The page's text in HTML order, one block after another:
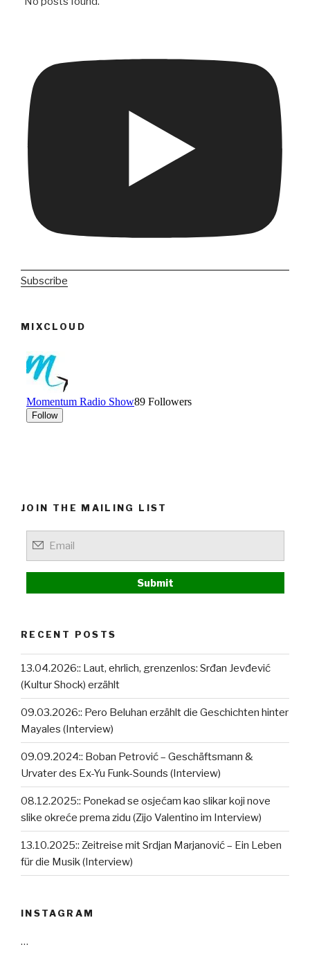
Subscribe
MIXCLOUD
JOIN THE MAILING LIST
RECENT POSTS
13.04.2026:: Laut, ehrlich, grenzenlos: Srđan Jevđević
(Kultur Shock) erzählt
09.03.2026:: Pero Beluhan erzählt die Geschichten hinter
Mayales (Interview)
09.09.2024:: Boban Petrović – Geschäftsmann &
Urvater des Ex-Yu Funk-Sounds (Interview)
08.12.2025:: Ponekad se osjećam kao slikar koji nove
slike okreće prema zidu (Zijo Valentino im Interview)
13.10.2025:: Zeitreise mit Srdjan Marjanović – Ein Leben
für die Musik (Interview)
INSTAGRAM
…